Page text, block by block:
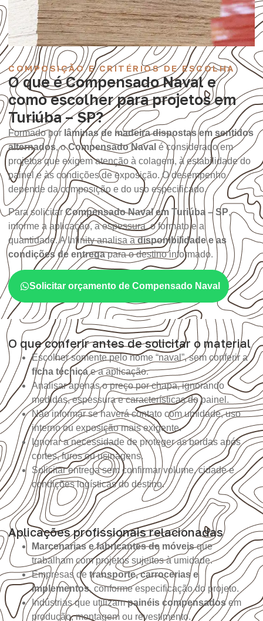
COMPOSIÇÃO E CRITÉRIOS DE ESCOLHA
O que é Compensado Naval e
como escolher para projetos em
Turiúba – SP?
Formado por lâminas de madeira dispostas em sentidos
alternados, oCompensado Naval é considerado em
projetos que exigem atenção à colagem, à estabilidade do
painel e às condições de exposição. O desempenho
depende da composição e do uso especificado.
Para solicitar Compensado Naval em Turiúba – SP,
informe a aplicação, a espessura, o formato e a
quantidade. A Infinity analisa adisponibilidade e as
condições de entregapara o destino informado.
Solicitar orçamento de Compensado Naval
O que conferir antes de solicitar o material
Escolher somente pelo nome “naval”, sem conferir a
ficha técnicae a aplicação.
Analisar apenas o preço por chapa, ignorando
medidas, espessura e características do painel.
Não informar se haverá contato com umidade, uso
interno ou exposição mais exigente.
Ignorar a necessidade de proteger as bordas após
cortes, furos ou usinagens.
Solicitar entrega sem confirmar volume, cidade e
condições logísticas do destino.
Aplicações profissionais relacionadas
Marcenarias e fabricantes de móveisque
trabalham com projetos sujeitos à umidade.
Empresas de transporte, carrocerias e
implementos, conforme especificação do projeto.
Indústrias que utilizampainéis compensadosem
produção, montagem ou revestimento.